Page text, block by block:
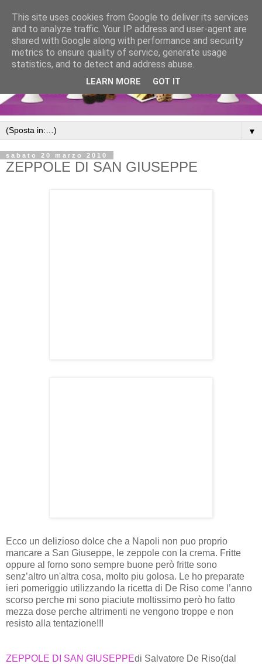
▼
sabato 20 marzo 2010
ZEPPOLE DI SAN GIUSEPPE
Ecco un delizioso dolce che a Napoli non puo proprio
mancare a San Giuseppe, le zeppole con la crema. Fritte
oppure al forno sono sempre buone però fritte sono
senz’altro un'altra cosa, molto piu golosa. Le ho preparate
ieri pomeriggio utilizzando la ricetta di De Riso come l’anno
scorso perche mi sono piaciute moltissimo però ho fatto
mezza dose perche altrimenti ne vengono troppe e non
resisto alla tentazione!!!
ZEPPOLE DI SAN GIUSEPPEdi Salvatore De Riso(dal
This site uses cookies from Google to deliver its services
and to analyze traffic. Your IP address and user-agent are
shared with Google along with performance and security
metrics to ensure quality of service, generate usage
statistics, and to detect and address abuse.
LEARN MORE GOT IT